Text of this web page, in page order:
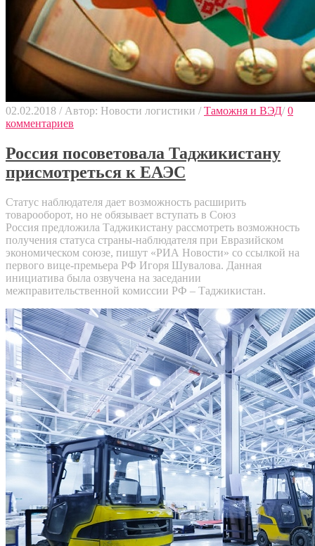
02.02.2018 / Автор: Новости логистики / Таможня и ВЭД/ 0
комментариев
Россия посоветовала Таджикистану
присмотреться к ЕАЭС
Статус наблюдателя дает возможность расширить
товарооборот, но не обязывает вступать в Союз
Россия предложила Таджикистану рассмотреть возможность
получения статуса страны-наблюдателя при Евразийском
экономическом союзе, пишут «РИА Новости» со ссылкой на
первого вице-премьера РФ Игоря Шувалова. Данная
инициатива была озвучена на заседании
межправительственной комиссии РФ – Таджикистан.